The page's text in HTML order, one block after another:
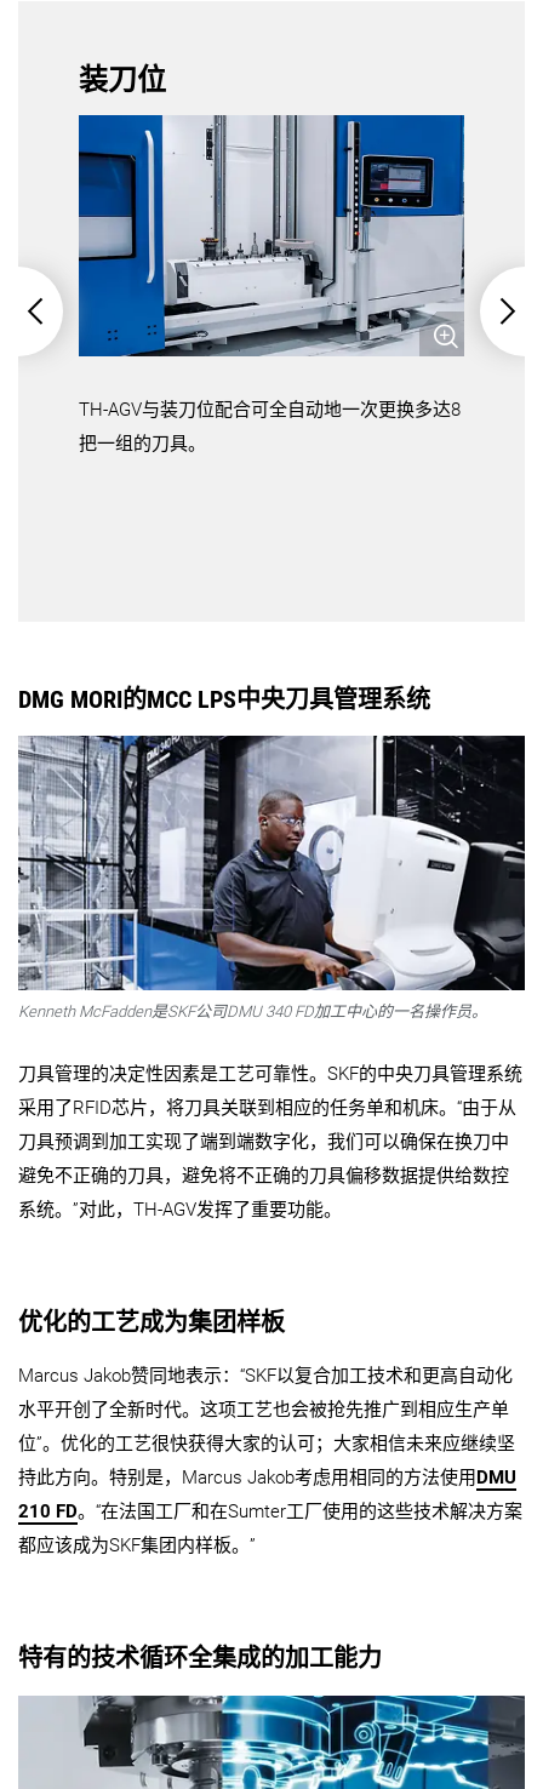
装刀位
TH-AGV与装刀位配合可全自动地一次更换多达8
把一组的刀具。
DMG MORI的MCC LPS中央刀具管理系统
Kenneth McFadden是SKF公司DMU 340 FD加工中心的一名操作员。
刀具管理的决定性因素是工艺可靠性。SKF的中央刀具管理系统
采用了RFID芯片，将刀具关联到相应的任务单和机床。“由于从
刀具预调到加工实现了端到端数字化，我们可以确保在换刀中
避免不正确的刀具，避免将不正确的刀具偏移数据提供给数控
系统。”对此，TH-AGV发挥了重要功能。
优化的工艺成为集团样板
Marcus Jakob赞同地表示：“SKF以复合加工技术和更高自动化
水平开创了全新时代。这项工艺也会被抢先推广到相应生产单
位”。优化的工艺很快获得大家的认可；大家相信未来应继续坚
持此方向。特别是，Marcus Jakob考虑用相同的方法使用 DMU
210 FD。“在法国工厂和在Sumter工厂使用的这些技术解决方案
都应该成为SKF集团内样板。”
特有的技术循环全集成的加工能力